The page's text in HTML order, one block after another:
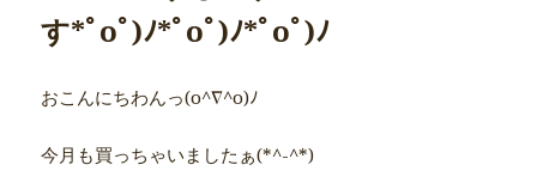
す*ﾟoﾟ)ﾉ*ﾟoﾟ)ﾉ*ﾟoﾟ)ﾉ
おこんにちわんっ(o^∇^o)ﾉ
今月も買っちゃいましたぁ(*^-^*)